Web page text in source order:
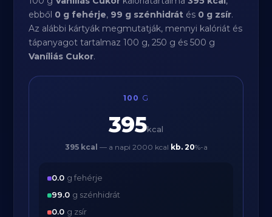
ebből 0 g fehérje, 99 g szénhidrát és 0 g zsír.
Az alábbi kártyák megmutatják, mennyi kalóriát és
tápanyagot tartalmaz 100 g, 250 g és 500 g
Vaníliás Cukor.
100 G
395kcal
395 kcal — a napi 2000 kcal kb. 20%-a
0.0 g fehérje
99.0 g szénhidrát
0.0 g zsír